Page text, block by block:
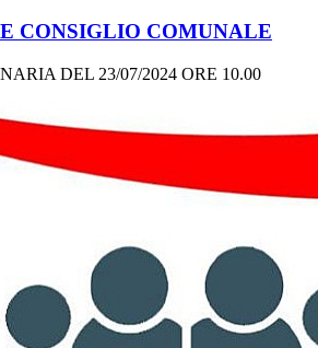
CONSIGLIO COMUNALE
DEL 23/07/2024 ORE 10.00